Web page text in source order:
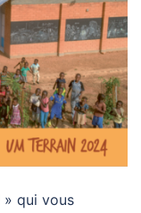
» qui vous